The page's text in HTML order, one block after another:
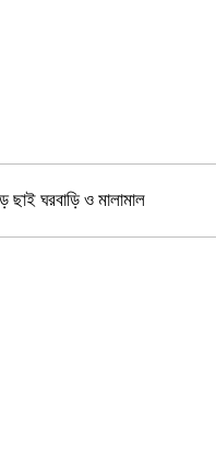
ঘরবাড়ি ও মালামাল